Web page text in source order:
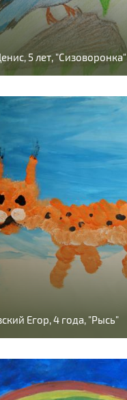
5 лет, "Сизоворонка"
Егор, 4 года, "Рысь"